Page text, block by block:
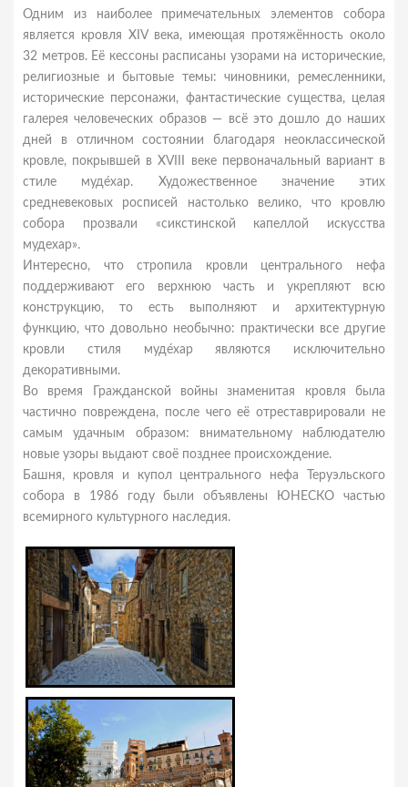
Одним из наиболее примечательных элементов собора
является кровля XIV века, имеющая протяжённость около
32 метров. Её кессоны расписаны узорами на исторические,
религиозные и бытовые темы: чиновники, ремесленники,
исторические персонажи, фантастические существа, целая
галерея человеческих образов — всё это дошло до наших
дней в отличном состоянии благодаря неоклассической
кровле, покрывшей в XVIII веке первоначальный вариант в
стиле муде́хар. Художественное значение этих
средневековых росписей настолько велико, что кровлю
собора прозвали «сикстинской капеллой искусства
мудехар».
Интересно, что стропила кровли центрального нефа
поддерживают его верхнюю часть и укрепляют всю
конструкцию, то есть выполняют и архитектурную
функцию, что довольно необычно: практически все другие
кровли стиля муде́хар являются исключительно
декоративными.
Во время Гражданской войны знаменитая кровля была
частично повреждена, после чего её отреставрировали не
самым удачным образом: внимательному наблюдателю
новые узоры выдают своё позднее происхождение.
Башня, кровля и купол центрального нефа Теруэльского
собора в 1986 году были объявлены ЮНЕСКО частью
всемирного культурного наследия.